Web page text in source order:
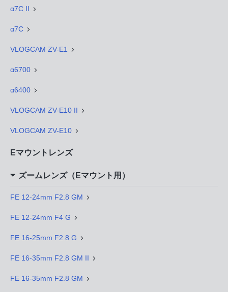
α7C II
α7C
VLOGCAM ZV-E1
α6700
α6400
VLOGCAM ZV-E10 II
VLOGCAM ZV-E10
Eマウントレンズ
ズームレンズ（Eマウント用）
FE 12-24mm F2.8 GM
FE 12-24mm F4 G
FE 16-25mm F2.8 G
FE 16-35mm F2.8 GM II
FE 16-35mm F2.8 GM